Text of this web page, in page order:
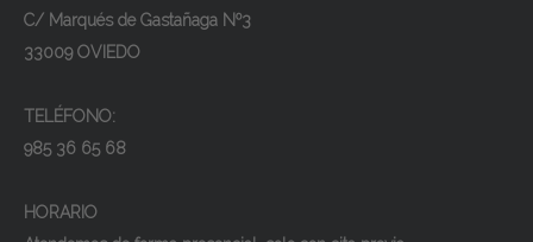
C/ Marqués de Gastañaga Nº3
33009 OVIEDO
TELÉFONO:
985 36 65 68
HORARIO